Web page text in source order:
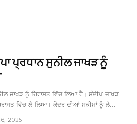
ਪ੍ਰਧਾਨ ਸੁਨੀਲ ਜਾਖੜ ਨੂੰ
ਜਾਖੜ ਨੂੰ ਹਿਰਾਸਤ ਵਿੱਚ ਲਿਆ ਹੈ। ਸੰਦੀਪ ਜਾਖੜ
ਵਿੱਚ ਲੈ ਲਿਆ। ਕੇਂਦਰ ਦੀਆਂ ਸਕੀਮਾਂ ਨੂੰ ਲੈ…
2025